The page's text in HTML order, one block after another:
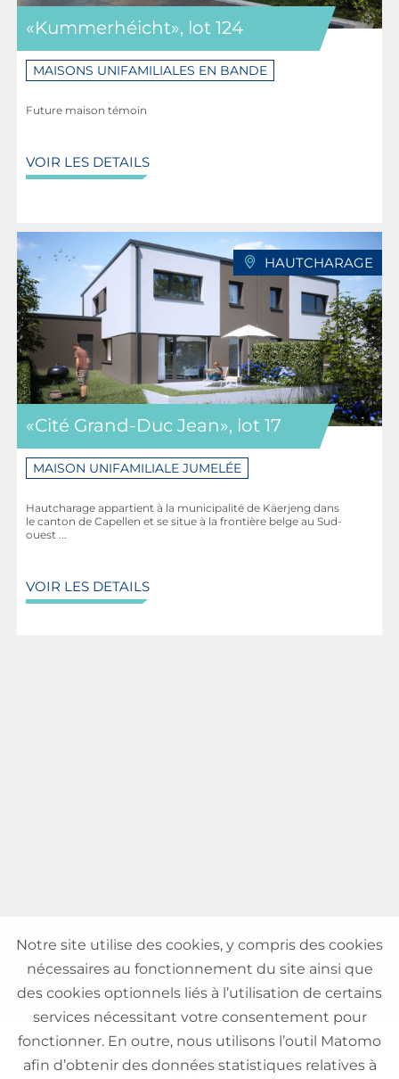
«Kummerhéicht», lot 124
MAISONS UNIFAMILIALES EN BANDE
Future maison témoin
VOIR LES DETAILS
HAUTCHARAGE
«Cité Grand-Duc Jean», lot 17
MAISON UNIFAMILIALE JUMELÉE
Hautcharage appartient à la municipalité de Käerjeng dans
le canton de Capellen et se situe à la frontière belge au Sud-
ouest ...
VOIR LES DETAILS
VENTE
Notre site utilise des cookies, y compris des cookies
nécessaires au fonctionnement du site ainsi que
des cookies optionnels liés à l’utilisation de certains
services nécessitant votre consentement pour
fonctionner. En outre, nous utilisons l’outil Matomo
afin d’obtenir des données statistiques relatives à